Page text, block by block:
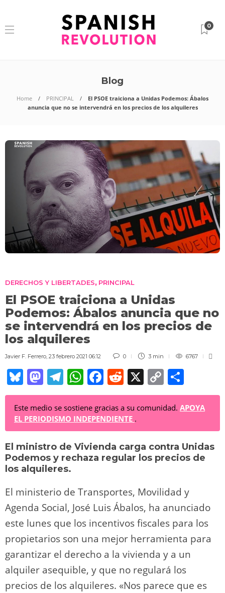
0
Blog
Home PRINCIPAL
El PSOE traiciona a Unidas Podemos: Ábalos
anuncia que no se intervendrá en los precios de los alquileres
DERECHOS Y LIBERTADES, PRINCIPAL
El PSOE traiciona a Unidas
Podemos: Ábalos anuncia que no
se intervendrá en los precios de
los alquileres
Javier F. Ferrero, 23 febrero 2021 06:12 0 3 min 6767
Bl
u
e
sk
y
M
a
st
o
d
o
n
T
el
e
gr
a
m
W
h
at
s
A
p
F
a
c
e
b
o
k
R
e
d
di
t
X C
o
p
Li
n
o
m
ar
tir
Este medio se sostiene gracias a su comunidad. APOYA
EL PERIODISMO INDEPENDIENTE .
El ministro de Vivienda carga contra Unidas
Podemos y rechaza regular los precios de
los alquileres.
El ministerio de Transportes, Movilidad y
Agenda Social, José Luis Ábalos, ha anunciado
este lunes que los incentivos fiscales para los
propietarios son una mejor herramienta para
garantizar el derecho a la vivienda y a un
alquiler asequible, y que no regulará los
precios de los alquileres. «Nos parece que es